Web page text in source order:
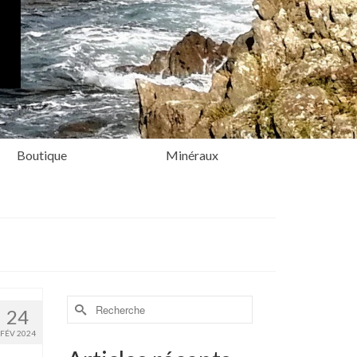
Boutique Minéraux
24
FÉV 2024
Rechercher :